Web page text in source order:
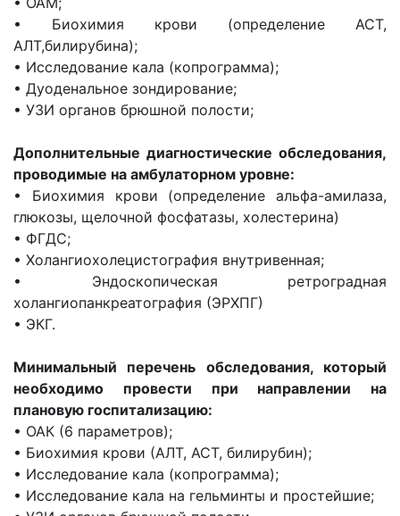
• Биохимия крови (определение АСТ,
АЛТ,билирубина);
• Исследование кала (копрограмма);
• Дуоденальное зондирование;
• УЗИ органов брюшной полости;
Дополнительные диагностические обследования,
проводимые на амбулаторном уровне:
• Биохимия крови (определение альфа-амилаза,
глюкозы, щелочной фосфатазы, холестерина)
• ФГДС;
• Холангиохолецистография внутривенная;
• Эндоскопическая ретроградная
холангиопанкреатография (ЭРХПГ)
• ЭКГ.
Минимальный перечень обследования, который
необходимо провести при направлении на
плановую госпитализацию:
• ОАК (6 параметров);
• Биохимия крови (АЛТ, АСТ, билирубин);
• Исследование кала (копрограмма);
• Исследование кала на гельминты и простейшие;